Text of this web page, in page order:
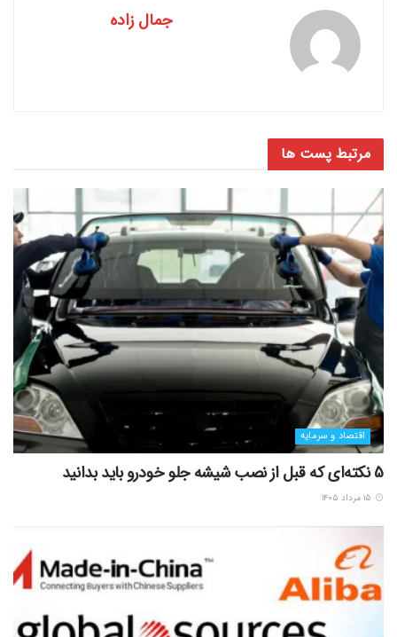
جمال زاده
مرتبط پست ها
اقتصاد و سرمایه
5 نکته‌ای که قبل از نصب شیشه جلو خودرو باید بدانید